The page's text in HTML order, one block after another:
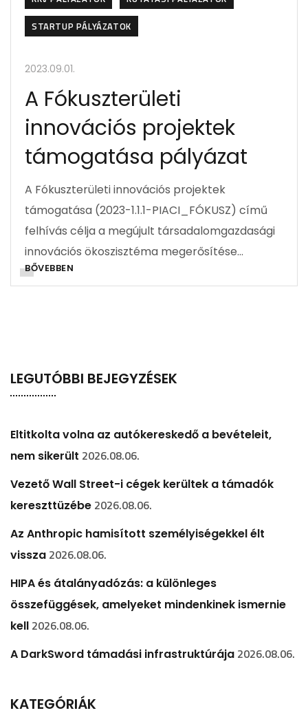
STARTUP PÁLYÁZATOK
2023.09.01.
A Fókuszterületi
innovációs projektek
támogatása pályázat
A Fókuszterületi innovációs projektek
támogatása (2023-1.1.1-PIACI_FÓKUSZ) című
felhívás célja a megújult társadalomgazdasági
innovációs ökoszisztéma megerősítése…
BŐVEBBEN
LEGUTÓBBI BEJEGYZÉSEK
Eltitkolta volna az autókereskedő a bevételeit,
nem sikerült 2026.08.06.
Vezető Wall Street-i cégek kerültek a támadók
kereszttüzébe 2026.08.06.
Az Anthropic hamisított személyiségekkel élt
vissza 2026.08.06.
HIPA és átalányadózás: a különleges
összefüggések, amelyeket mindenkinek ismernie
kell 2026.08.06.
A DarkSword támadási infrastruktúrája 2026.08.06.
KATEGÓRIÁK